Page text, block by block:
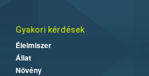
Gyakori kérdések
Élelmiszer
Állat
Növény